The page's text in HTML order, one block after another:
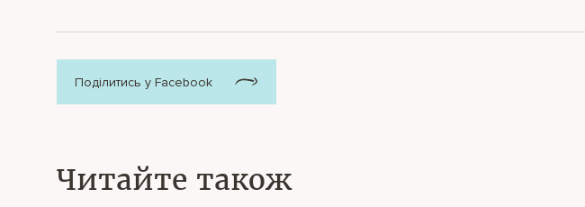
Поділитись у Facebook
Читайте також